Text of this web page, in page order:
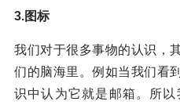
3.图标
我们对于很多事物的认识，
们的脑海里。例如当我们看
识中认为它就是邮箱。所